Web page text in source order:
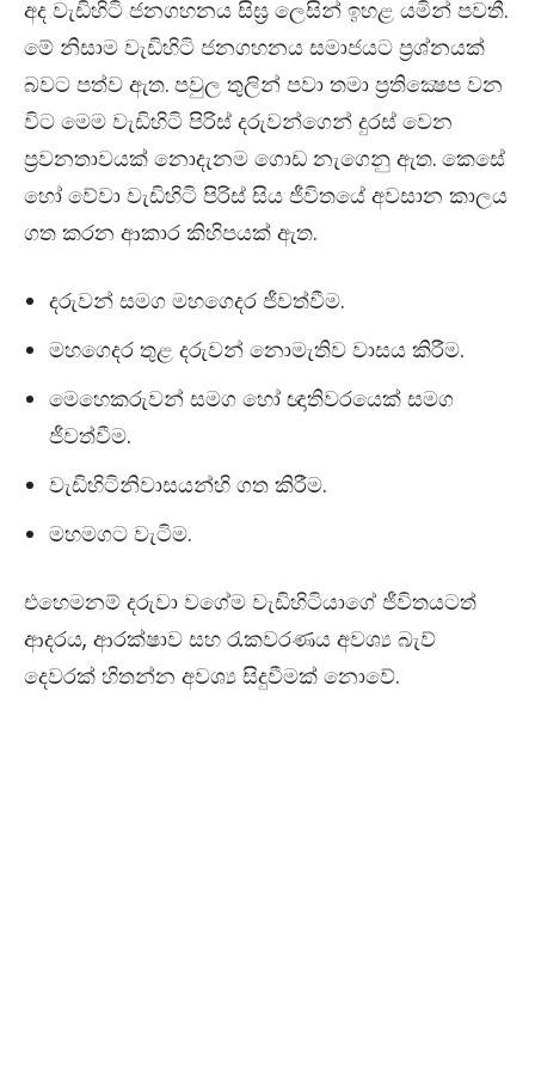
අද වැඩිහිටි ජනගහනය සිඝ්‍ර ලෙසින් ඉහළ යමින් පවතී.
මේ නිසාම වැඩිහිටි ජනගහනය සමාජයට ප්‍රශ්නයක්
බවට පත්ව ඇත. පවුල තුලින් පවා තමා ප්‍රතික්‍ෂෙප වන
විට මෙම වැඩිහිටි පිරිස් දරුවන්ගෙන් දුරස් වෙන
ප්‍රවනතාවයක් නොදැනම ගොඩ නැගෙනු ඇත. කෙසේ
හෝ වේවා වැඩිහිටි පිරිස් සිය ජීවිතයේ අවසාන කාලය
ගත කරන ආකාර කිහිපයක් ඇත.
දරුවන් සමග මහගෙදර ජීවත්වීම.
මහගෙදර තුළ දරුවන් නොමැතිව වාසය කිරීම.
මෙහෙකරුවන් සමග හෝ ඥාතිවරයෙක් සමග
ජීවත්වීම.
වැඩිහිටිනිවාසයන්හි ගත කිරීම.
මහමගට වැටිම.
එහෙමනම් දරුවා වගේම වැඩිහිටියාගේ ජීවිතයටත්
ආදරය, ආරක්ෂාව සහ රැකවරණය අවශ්‍ය බැව්
දෙවරක් හිතන්න අවශ්‍ය සිදුවීමක් නොවේ.